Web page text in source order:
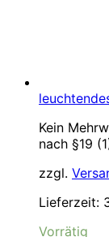
Kein
nach §19
zzgl.
Lieferzeit:
Vorrätig